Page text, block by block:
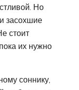
Но
засохшие
стоит
их нужно
соннику,